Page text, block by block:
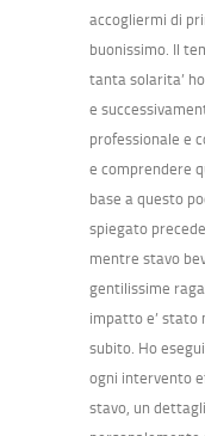
accogliermi di
buonissimo. Il
tanta solarita’
e
professionale e
e comprendere
base a questo
spiegato
mentre stavo
gentilissime
impatto e’ stato
subito. Ho
ogni intervento
stavo, un